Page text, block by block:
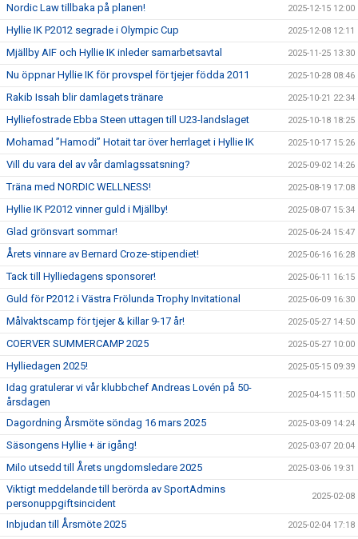
Nordic Law tillbaka på planen! 2025-12-15 12:00
Hyllie IK P2012 segrade i Olympic Cup 2025-12-08 12:11
Mjällby AIF och Hyllie IK inleder samarbetsavtal 2025-11-25 13:30
Nu öppnar Hyllie IK för provspel för tjejer födda 2011 2025-10-28 08:46
Rakib Issah blir damlagets tränare 2025-10-21 22:34
Hylliefostrade Ebba Steen uttagen till U23-landslaget 2025-10-18 18:25
Mohamad ”Hamodi” Hotait tar över herrlaget i Hyllie IK 2025-10-17 15:26
Vill du vara del av vår damlagssatsning? 2025-09-02 14:26
Träna med NORDIC WELLNESS! 2025-08-19 17:08
Hyllie IK P2012 vinner guld i Mjällby! 2025-08-07 15:34
Glad grönsvart sommar! 2025-06-24 15:47
Årets vinnare av Bernard Croze-stipendiet! 2025-06-16 16:28
Tack till Hylliedagens sponsorer! 2025-06-11 16:15
Guld för P2012 i Västra Frölunda Trophy Invitational 2025-06-09 16:30
Målvaktscamp för tjejer & killar 9-17 år! 2025-05-27 14:50
COERVER SUMMERCAMP 2025 2025-05-27 10:00
Hylliedagen 2025! 2025-05-15 09:39
Idag gratulerar vi vår klubbchef Andreas Lovén på 50-
årsdagen
2025-04-15 11:50
Dagordning Årsmöte söndag 16 mars 2025 2025-03-09 14:24
Säsongens Hyllie + är igång! 2025-03-07 20:04
Milo utsedd till Årets ungdomsledare 2025 2025-03-06 19:31
Viktigt meddelande till berörda av SportAdmins
personuppgiftsincident
2025-02-08
Inbjudan till Årsmöte 2025 2025-02-04 17:18